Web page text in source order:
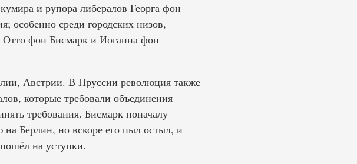
и рупора либералов Георга фон
особенно среди городских низов,
Отто фон Бисмарк и Иоганна фон
Австрии. В Пруссии революция также
которые требовали объединения
требования. Бисмарк поначалу
на Берлин, но вскоре его пыл остыл, и
на уступки.